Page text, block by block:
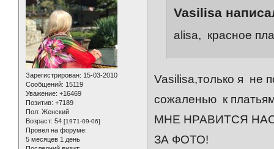
Зарегистрирован: 15-03-2010
Сообщений: 15119
Уважение: +16469
Позитив: +7189
Пол: Женский
Возраст: 54 [1971-09-06]
Провел на форуме:
5 месяцев 1 день
Vasilisa
alisa, красное
Vasilisa,только я не
сожаленью к
МНЕ НРАВИТСЯ
ЗА ФОТО!